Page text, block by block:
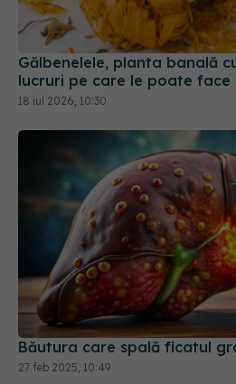
Gălbenelele, planta banală
lucruri pe care le poate face
18 iul 2026, 10:30
Băutura care spală ficatul
27 feb 2025, 10:49